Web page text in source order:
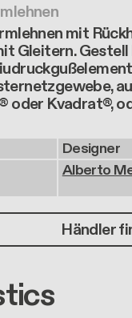
mit
Gleitern.
oder Kvadrat®,
Designer
Alberto
Händler